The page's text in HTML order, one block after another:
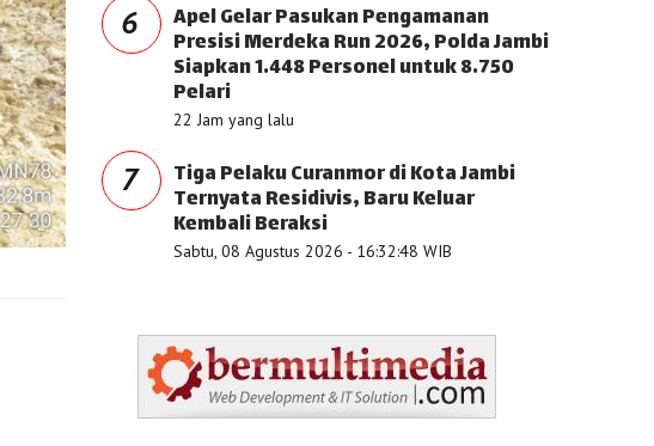
6 Apel Gelar Pasukan Pengamanan
Presisi Merdeka Run 2026, Polda Jambi
Siapkan 1.448 Personel untuk 8.750
Pelari
22 Jam yang lalu
7 Tiga Pelaku Curanmor di Kota Jambi
Ternyata Residivis, Baru Keluar
Kembali Beraksi
Sabtu, 08 Agustus 2026 - 16:32:48 WIB